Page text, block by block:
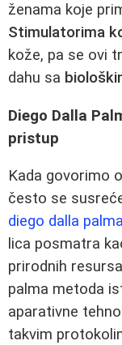
ženama koje
Stimulatorima
kože, pa se ovi
dahu sa
Diego Dalla
pristup
Kada govorimo
često se
diego dalla palma
lica posmatra
prirodnih
palma metoda
aparativne
takvim